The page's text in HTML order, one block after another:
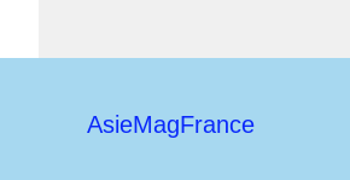
AsieMagFrance